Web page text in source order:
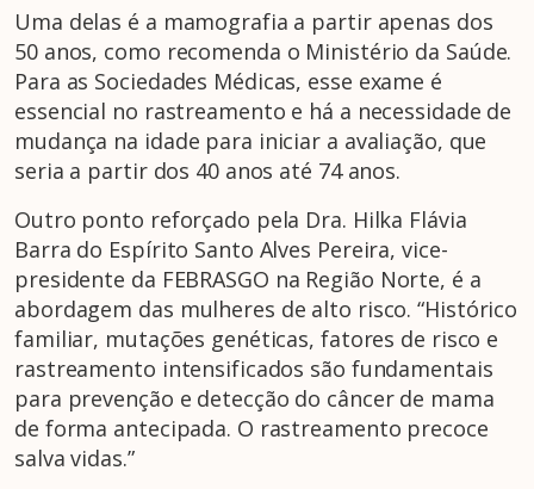
Uma delas é a mamografia a partir apenas dos
50 anos, como recomenda o Ministério da Saúde.
Para as Sociedades Médicas, esse exame é
essencial no rastreamento e há a necessidade de
mudança na idade para iniciar a avaliação, que
seria a partir dos 40 anos até 74 anos.
Outro ponto reforçado pela Dra. Hilka Flávia
Barra do Espírito Santo Alves Pereira, vice-
presidente da FEBRASGO na Região Norte, é a
abordagem das mulheres de alto risco. “Histórico
familiar, mutações genéticas, fatores de risco e
rastreamento intensificados são fundamentais
para prevenção e detecção do câncer de mama
de forma antecipada. O rastreamento precoce
salva vidas.”